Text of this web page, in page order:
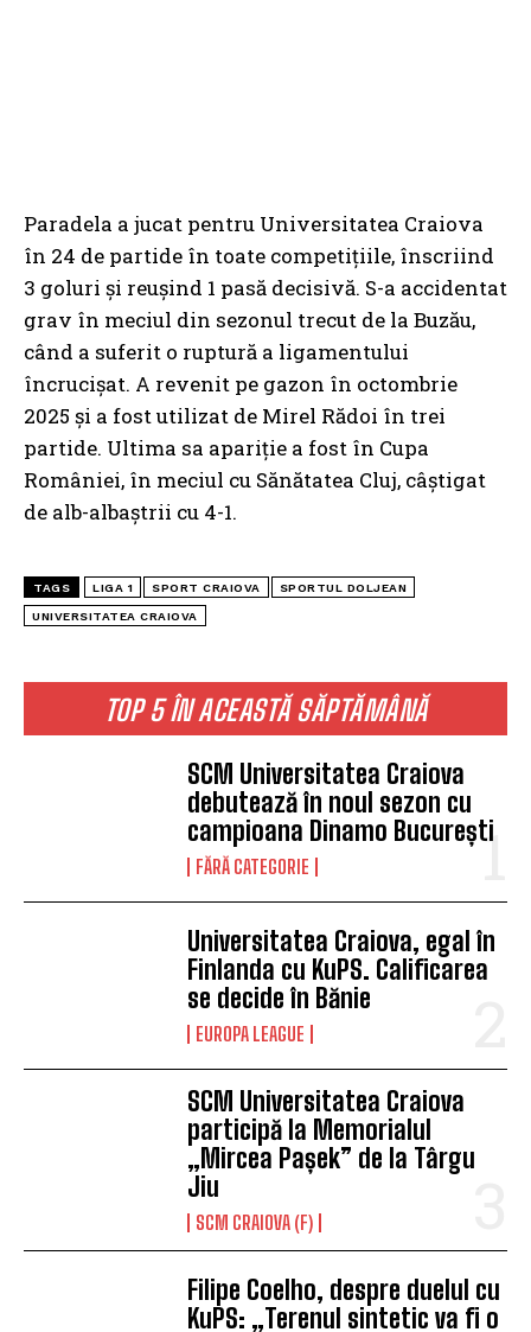
TOP 5 ÎN ACEASTĂ SĂPTĂMÂNĂ
SCM Universitatea Craiova
debutează în noul sezon cu
campioana Dinamo București
FĂRĂ CATEGORIE
Universitatea Craiova, egal în
Finlanda cu KuPS. Calificarea
se decide în Bănie
EUROPA LEAGUE
SCM Universitatea Craiova
participă la Memorialul
„Mircea Pașek” de la Târgu
Jiu
SCM CRAIOVA (F)
Filipe Coelho, despre duelul cu
KuPS: „Terenul sintetic va fi o
Paradela a jucat pentru Universitatea Craiova
în 24 de partide în toate competițiile, înscriind
3 goluri și reușind 1 pasă decisivă. S-a accidentat
grav în meciul din sezonul trecut de la Buzău,
când a suferit o ruptură a ligamentului
încrucișat. A revenit pe gazon în octombrie
2025 și a fost utilizat de Mirel Rădoi în trei
partide. Ultima sa apariție a fost în Cupa
României, în meciul cu Sănătatea Cluj, câștigat
de alb-albaștrii cu 4-1.
TAGS LIGA 1 SPORT CRAIOVA SPORTUL DOLJEAN
UNIVERSITATEA CRAIOVA